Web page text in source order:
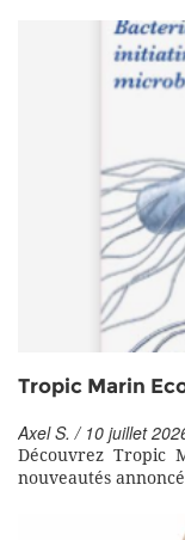
Tropic Marin
Axel S. / 10 juillet
Découvrez Tropic
nouveautés